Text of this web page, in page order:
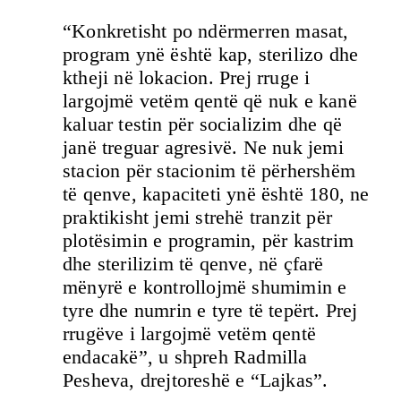
“Konkretisht po ndërmerren masat,
program ynë është kap, sterilizo dhe
ktheji në lokacion. Prej rruge i
largojmë vetëm qentë që nuk e kanë
kaluar testin për socializim dhe që
janë treguar agresivë. Ne nuk jemi
stacion për stacionim të përhershëm
të qenve, kapaciteti ynë është 180, ne
praktikisht jemi strehë tranzit për
plotësimin e programin, për kastrim
dhe sterilizim të qenve, në çfarë
mënyrë e kontrollojmë shumimin e
tyre dhe numrin e tyre të tepërt. Prej
rrugëve i largojmë vetëm qentë
endacakë”, u shpreh Radmilla
Pesheva, drejtoreshë e “Lajkas”.